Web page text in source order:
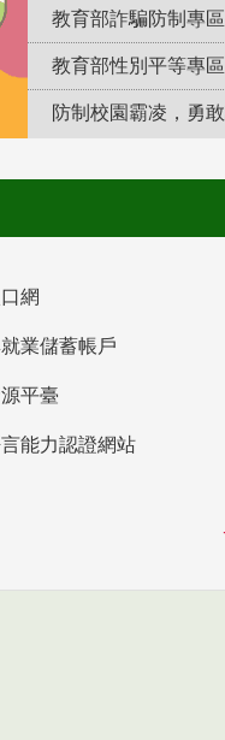
教育部詐騙防制專區
教育部性別平等專區
網
業儲蓄帳戶
平臺
能力認證網站